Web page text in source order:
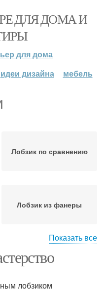
ДЛЯ ДОМА И
для дома
идеи дизайна мебель
Лобзик по сравнению
Лобзик из фанеры
лобзики
Показать все
лобзиком